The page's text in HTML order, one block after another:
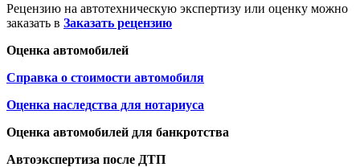
Рецензию на автотехническую экспертизу или оценку можно
заказать в Заказать рецензию
Оценка автомобилей
Справка о стоимости автомобиля
Оценка наследства для нотариуса
Оценка автомобилей для банкротства
Автоэкспертиза после ДТП